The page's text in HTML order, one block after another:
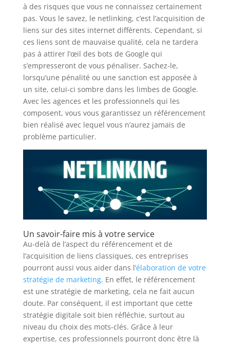
à des risques que vous ne connaissez certainement
pas. Vous le savez, le netlinking, c’est l’acquisition de
liens sur des sites internet différents. Cependant, si
ces liens sont de mauvaise qualité, cela ne tardera
pas à attirer l’œil des bots de Google qui
s’empresseront de vous pénaliser. Sachez-le,
lorsqu’une pénalité ou une sanction est apposée à
un site, celui-ci sombre dans les limbes de Google.
Avec les agences et les professionnels qui les
composent, vous vous garantissez un référencement
bien réalisé avec lequel vous n’aurez jamais de
problème particulier.
Un savoir-faire mis à votre service
Au-delà de l’aspect du référencement et de
l’acquisition de liens classiques, ces entreprises
pourront aussi vous aider dans l’élaboration de votre
stratégie de marketing. En effet, le référencement
est une stratégie de marketing, cela ne fait aucun
doute. Par conséquent, il est important que cette
stratégie digitale soit bien réfléchie, surtout au
niveau du choix des mots-clés. Grâce à leur
expertise, ces professionnels pourront donc être là